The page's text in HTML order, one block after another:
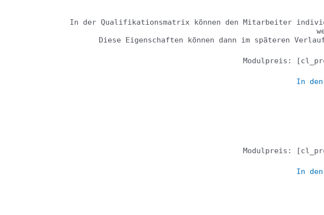
In der Qualifikationsmatrix können den Mitarbeiter
Diese Eigenschaften können dann im späteren
Modulpreis:
In den
Modulpreis:
In den